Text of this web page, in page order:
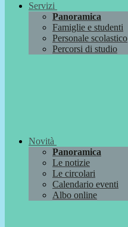
Servizi
Panoramica
Famiglie e studenti
Personale scolastico
Percorsi di studio
Novità
Panoramica
Le notizie
Le circolari
Calendario eventi
Albo online